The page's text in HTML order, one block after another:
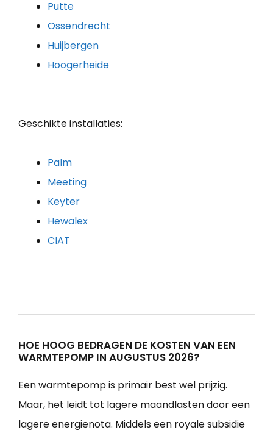
Putte
Ossendrecht
Huijbergen
Hoogerheide
Geschikte installaties:
Palm
Meeting
Keyter
Hewalex
CIAT
HOE HOOG BEDRAGEN DE KOSTEN VAN EEN
WARMTEPOMP IN AUGUSTUS 2026?
Een warmtepomp is primair best wel prijzig.
Maar, het leidt tot lagere maandlasten door een
lagere energienota. Middels een royale subsidie